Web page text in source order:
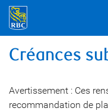
Créances
Avertissement : Ces
recommandation de